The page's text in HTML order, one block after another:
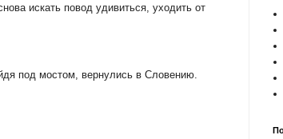
искать повод удивиться, уходить от
под мостом, вернулись в Словению.